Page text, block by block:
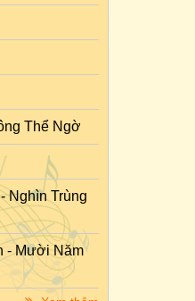
Thể Ngờ
Nghìn Trùng
- Mười Năm